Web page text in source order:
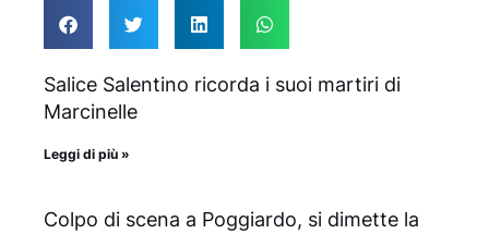
Salice Salentino ricorda i suoi martiri di
Marcinelle
Leggi di più »
Colpo di scena a Poggiardo, si dimette la